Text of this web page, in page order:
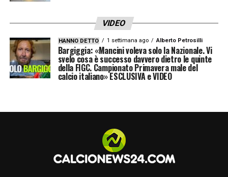
VIDEO
HANNO DETTO 1 settimana ago Alberto Petrosilli
Bargiggia: «Mancini voleva solo la Nazionale. Vi
svelo cosa è successo davvero dietro le quinte
della FIGC. Campionato Primavera male del
calcio italiano» ESCLUSIVA e VIDEO